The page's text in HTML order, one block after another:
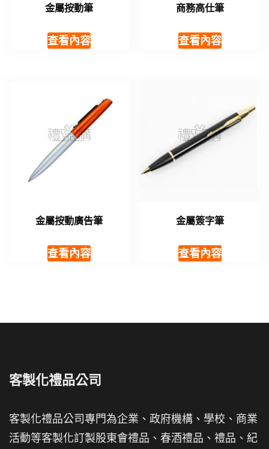
金屬按動筆
查看內容
商務高仕筆
查看內容
金屬按動廣告筆
查看內容
金屬簽字筆
查看內容
客製化禮品公司
客製化禮品公司專門為企業、政府機構、學校、商業
活動等客製化訂製股東會禮品、春酒禮品、禮品、紀